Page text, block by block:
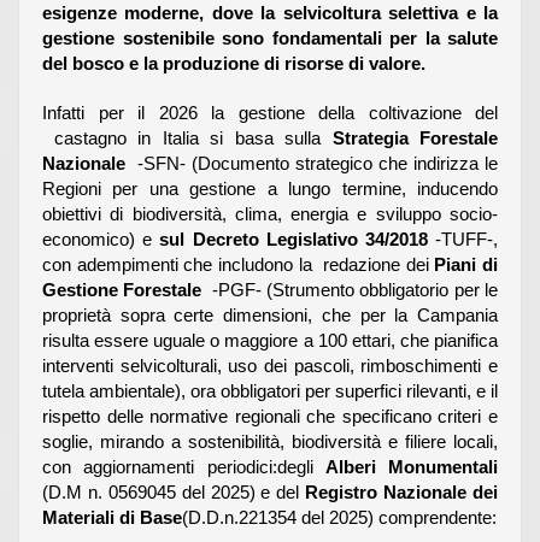
esigenze moderne, dove la selvicoltura selettiva e la
gestione sostenibile sono fondamentali per la salute
del bosco e la produzione di risorse di valore.
Infatti per il 2026 la gestione della coltivazione del
castagno in Italia si basa sulla Strategia Forestale
Nazionale -SFN- (Documento strategico che indirizza le
Regioni per una gestione a lungo termine, inducendo
obiettivi di biodiversità, clima, energia e sviluppo socio-
economico) esul Decreto Legislativo 34/2018-TUFF-,
con adempimenti che includono la redazione dei Piani di
Gestione Forestale -PGF- (Strumento obbligatorio per le
proprietà sopra certe dimensioni, che per la Campania
risulta essere uguale o maggiore a 100 ettari, che pianifica
interventi selvicolturali, uso dei pascoli, rimboschimenti e
tutela ambientale), ora obbligatori per superfici rilevanti, e il
rispetto delle normative regionali che specificano criteri e
soglie, mirando a sostenibilità, biodiversità e filiere locali,
con aggiornamenti periodici:degli Alberi Monumentali
(D.M n. 0569045 del 2025) e del Registro Nazionale dei
Materiali di Base(D.D.n.221354 del 2025) comprendente: